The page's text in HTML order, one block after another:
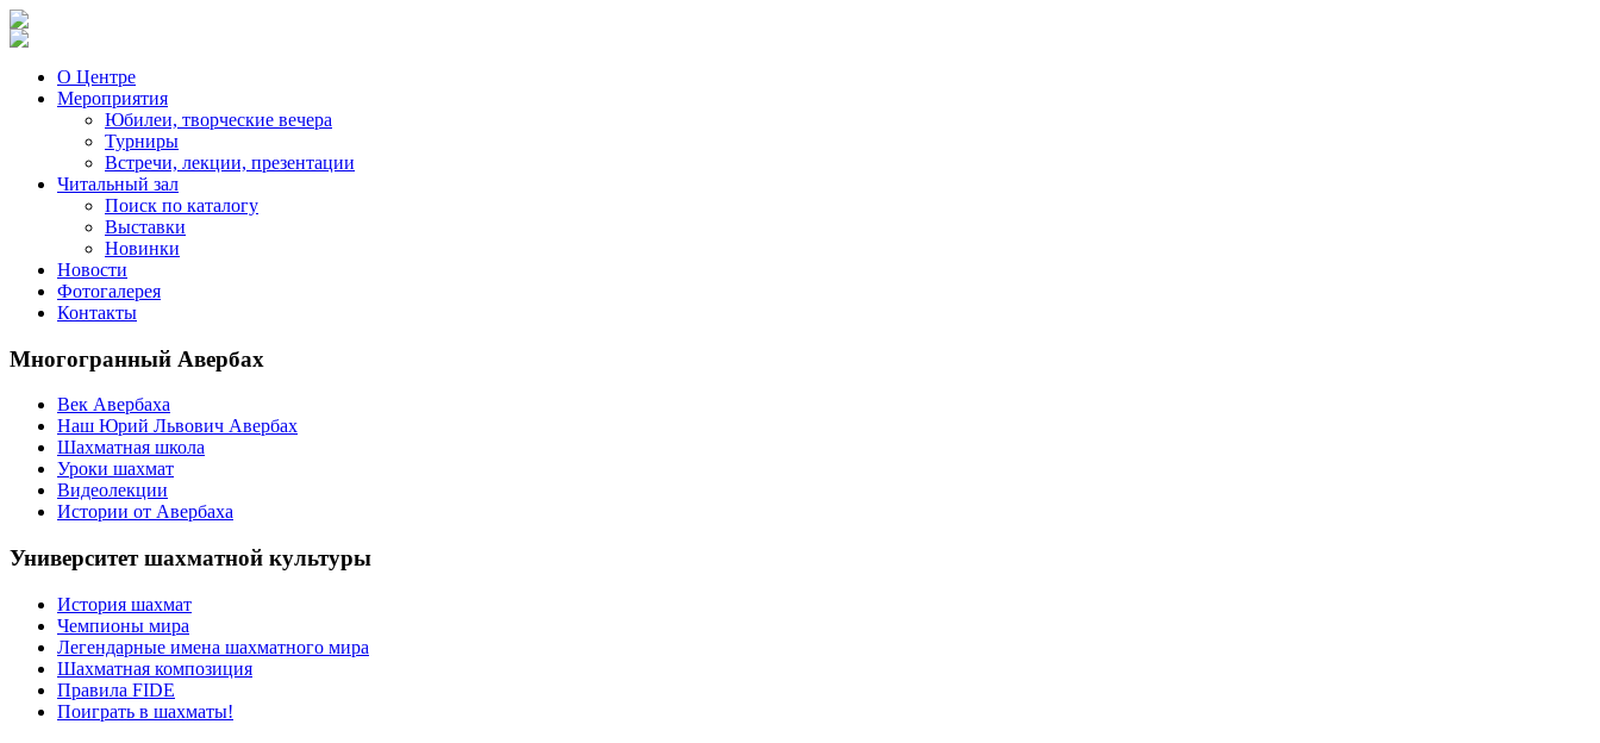
О Центре
Мероприятия
Юбилеи, творческие вечера
Турниры
Встречи, лекции, презентации
Читальный зал
Поиск по каталогу
Выставки
Новинки
Новости
Фотогалерея
Контакты
Многогранный Авербах
Век Авербаха
Наш Юрий Львович Авербах
Шахматная школа
Уроки шахмат
Видеолекции
Истории от Авербаха
Университет шахматной культуры
История шахмат
Чемпионы мира
Легендарные имена шахматного мира
Шахматная композиция
Правила FIDE
Поиграть в шахматы!